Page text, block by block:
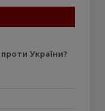
України?